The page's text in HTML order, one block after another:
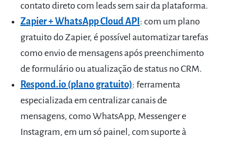
contato direto com leads sem sair da plataforma.
Zapier + WhatsApp Cloud API: com um plano
gratuito do Zapier, é possível automatizar tarefas
como envio de mensagens após preenchimento
de formulário ou atualização de status no CRM.
Respond.io (plano gratuito): ferramenta
especializada em centralizar canais de
mensagens, como WhatsApp, Messenger e
Instagram, em um só painel, com suporte à